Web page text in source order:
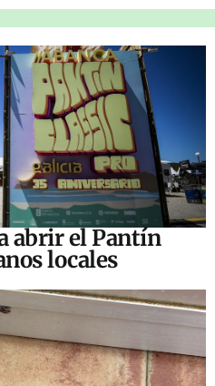
abrir el Pantín
locales